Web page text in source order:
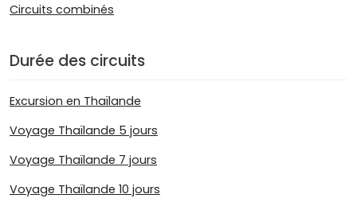
Circuits combinés
Durée des circuits
Excursion en Thaïlande
Voyage Thaïlande 5 jours
Voyage Thaïlande 7 jours
Voyage Thaïlande 10 jours